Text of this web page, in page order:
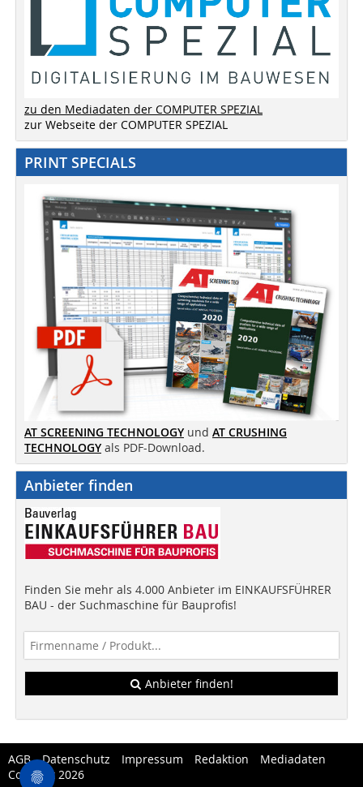
zu den Mediadaten der COMPUTER SPEZIAL
zur Webseite der COMPUTER SPEZIAL
PRINT SPECIALS
AT SCREENING TECHNOLOGY und AT CRUSHING
TECHNOLOGY als PDF-Download.
Anbieter finden
Finden Sie mehr als 4.000 Anbieter im EINKAUFSFÜHRER
BAU - der Suchmaschine für Bauprofis!
Anbieter finden!
AGB Datenschutz Impressum Redaktion
Mediadaten
Copytest 2026